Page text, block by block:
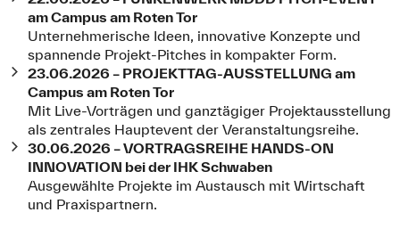
am Campus am Roten Tor
Unternehmerische Ideen, innovative Konzepte und
spannende Projekt-Pitches in kompakter Form.
23.06.2026 – PROJEKTTAG-AUSSTELLUNG am
Campus am Roten Tor
Mit Live-Vorträgen und ganztägiger Projektausstellung
als zentrales Hauptevent der Veranstaltungsreihe.
30.06.2026 – VORTRAGSREIHE HANDS-ON
INNOVATION bei der IHK Schwaben
Ausgewählte Projekte im Austausch mit Wirtschaft
und Praxispartnern.